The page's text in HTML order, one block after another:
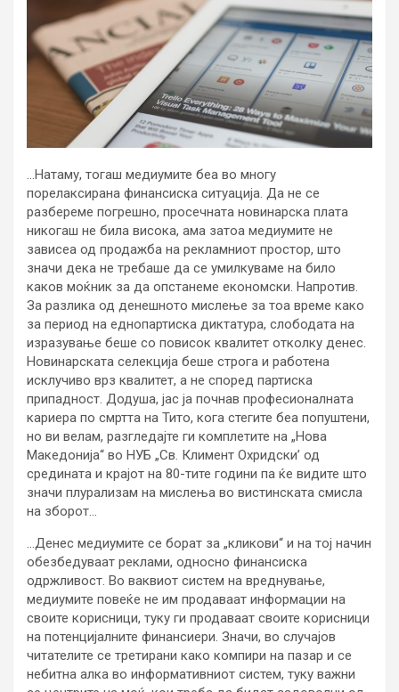
…Натаму, тогаш медиумите беа во многу
порелаксирана финансиска ситуација. Да не се
разбереме погрешно, просечната новинарска плата
никогаш не била висока, ама затоа медиумите не
зависеа од продажба на рекламниот простор, што
значи дека не требаше да се умилкуваме на било
каков моќник за да опстанеме економски. Напротив.
За разлика од денешното мислење за тоа време како
за период на еднопартиска диктатура, слободата на
изразување беше со повисок квалитет отколку денес.
Новинарската селекција беше строга и работена
исклучиво врз квалитет, а не според партиска
припадност. Додуша, јас ја почнав професионалната
кариера по смртта на Тито, кога стегите беа попуштени,
но ви велам, разгледајте ги комплетите на „Нова
Македонија“ во НУБ „Св. Климент Охридски’ од
средината и крајот на 80-тите години па ќе видите што
значи плурализам на мислења во вистинската смисла
на зборот…
…Денес медиумите се борат за „кликови“ и на тој начин
обезбедуваат реклами, односно финансиска
одржливост. Во ваквиот систем на вреднување,
медиумите повеќе не им продаваат информации на
своите корисници, туку ги продаваат своите корисници
на потенцијалните финансиери. Значи, во случајов
читателите се третирани како компири на пазар и се
небитна алка во информативниот систем, туку важни